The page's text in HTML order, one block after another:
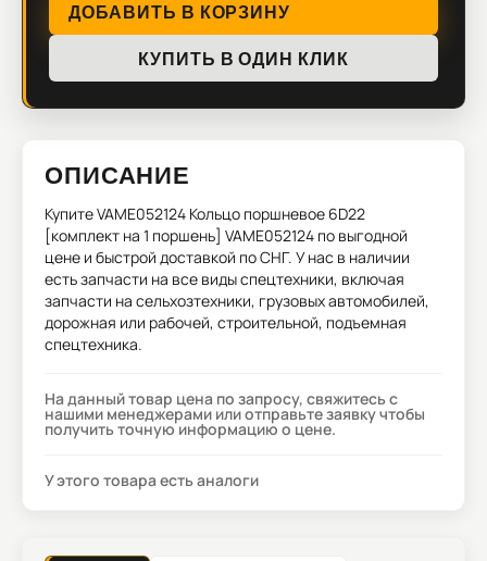
ДОБАВИТЬ В КОРЗИНУ
КУПИТЬ В ОДИН КЛИК
ОПИСАНИЕ
КупитеVAME052124 Кольцо поршневое 6D22
[комплект на 1 поршень] VAME052124 по выгодной
цене и быстрой доставкой по СНГ. У нас в наличии
есть запчасти на все виды спецтехники, включая
запчасти на сельхозтехники, грузовых автомобилей,
дорожная или рабочей, строительной, подъемная
спецтехника.
На данный товар цена по запросу, свяжитесь с
нашими менеджерами или отправьте заявку чтобы
получить точную информацию о цене.
У этого товара есть аналоги